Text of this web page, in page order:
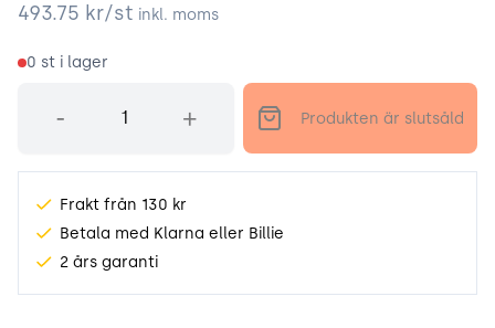
493.75 kr/st inkl. moms
0 st i lager
- + Produkten är slutsåld
Frakt från 130 kr
Betala med Klarna eller Billie
2 års garanti